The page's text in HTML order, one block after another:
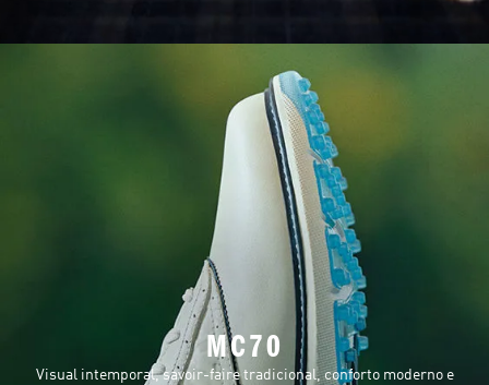
MC70
Visual intemporal, savoir-faire tradicional, conforto moderno e